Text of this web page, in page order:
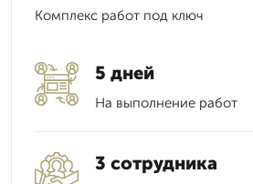
Комплекс работ под ключ
5 дней
На выполнение работ
3 сотрудника